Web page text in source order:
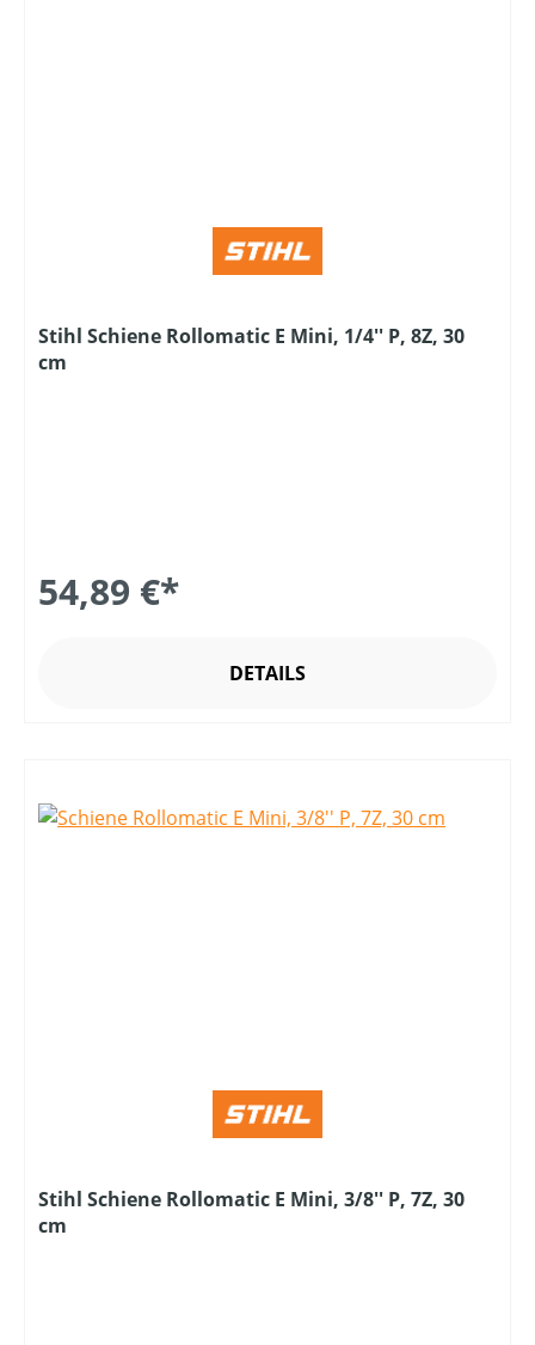
Stihl Schiene Rollomatic E Mini, 1/4'' P, 8Z, 30
cm
54,89 €*
DETAILS
Stihl Schiene Rollomatic E Mini, 3/8'' P, 7Z, 30
cm